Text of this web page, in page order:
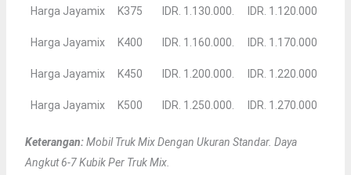
Harga Jayamix K375 IDR. 1.130.000. IDR. 1.120.000
Harga Jayamix K400 IDR. 1.160.000. IDR. 1.170.000
Harga Jayamix K450 IDR. 1.200.000. IDR. 1.220.000
Harga Jayamix K500 IDR. 1.250.000. IDR. 1.270.000
Keterangan:Mobil Truk Mix Dengan Ukuran Standar. Daya
Angkut 6-7 Kubik Per Truk Mix.